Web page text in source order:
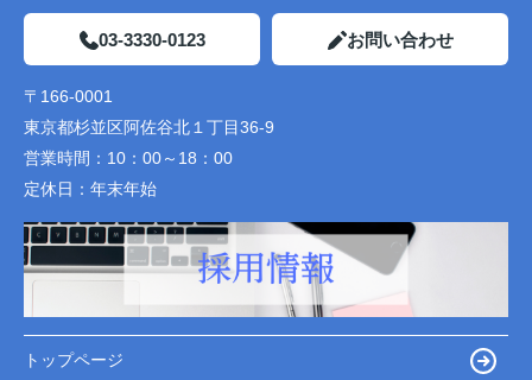
03-3330-0123 お問い合わせ
〒166-0001
東京都杉並区阿佐谷北１丁目36-9
営業時間： 10：00～18：00
定休日： 年末年始
トップページ